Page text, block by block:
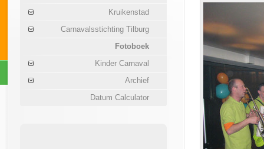
Kruikenstad
Carnavalsstichting Tilburg
Fotoboek
Kinder Carnaval
Archief
Datum Calculator